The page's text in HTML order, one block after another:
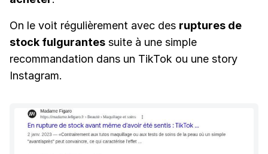
On le voit régulièrement avec des ruptures de
stock fulgurantes suite à une simple
recommandation dans un TikTok ou une story
Instagram.